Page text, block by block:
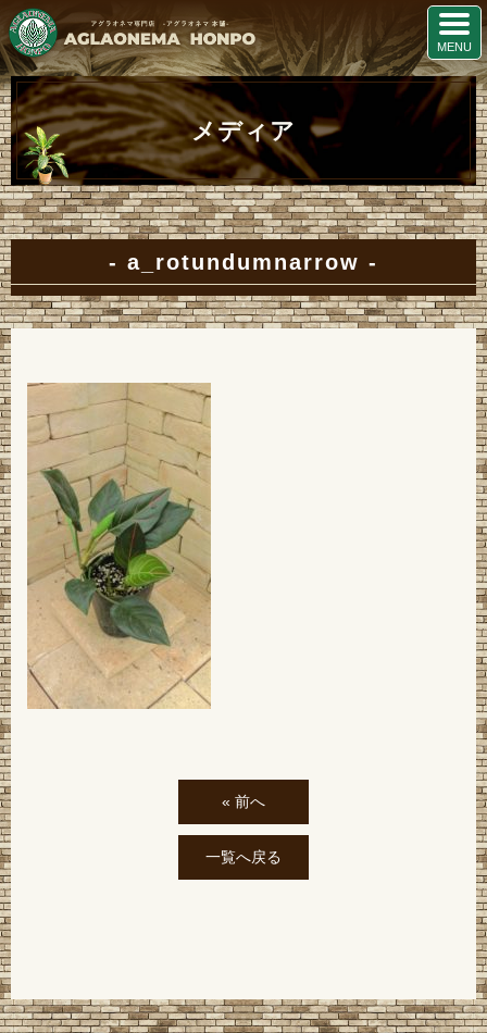
メディア
a_rotundumnarrow
« 前へ
一覧へ戻る